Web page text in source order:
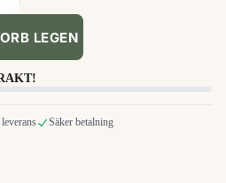
LEGEN
Säker betalning